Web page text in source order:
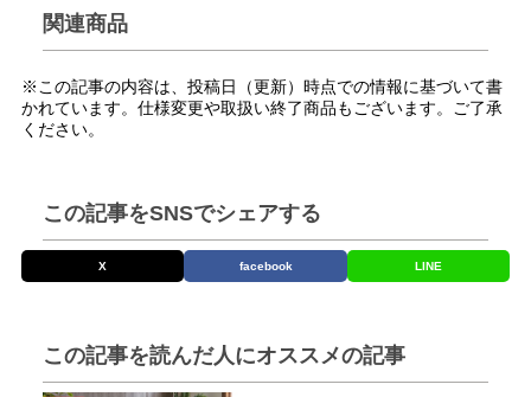
関連商品
※この記事の内容は、投稿日（更新）時点での情報に基づいて書
かれています。仕様変更や取扱い終了商品もございます。ご了承
ください。
この記事をSNSでシェアする
X facebook LINE
この記事を読んだ人にオススメの記事